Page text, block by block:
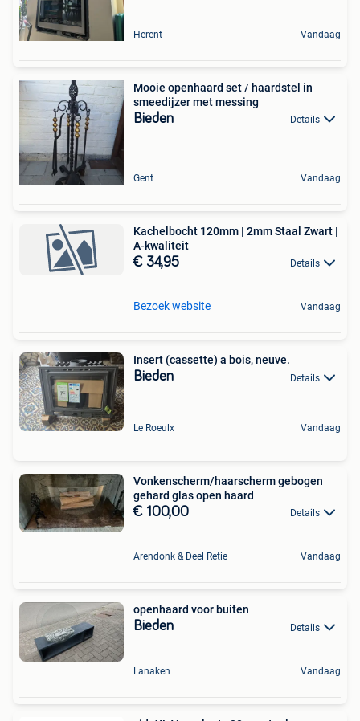
Herent Vandaag
Mooie openhaard set / haardstel in
smeedijzer met messing
Bieden Details
Gent Vandaag
Kachelbocht 120mm | 2mm Staal Zwart |
A-kwaliteit
€ 34,95 Details
Bezoek website Vandaag
Insert (cassette) a bois, neuve.
Bieden Details
Le Roeulx Vandaag
Vonkenscherm/haarscherm gebogen
gehard glas open haard
€ 100,00 Details
Arendonk & Deel Retie Vandaag
openhaard voor buiten
Bieden Details
Lanaken Vandaag